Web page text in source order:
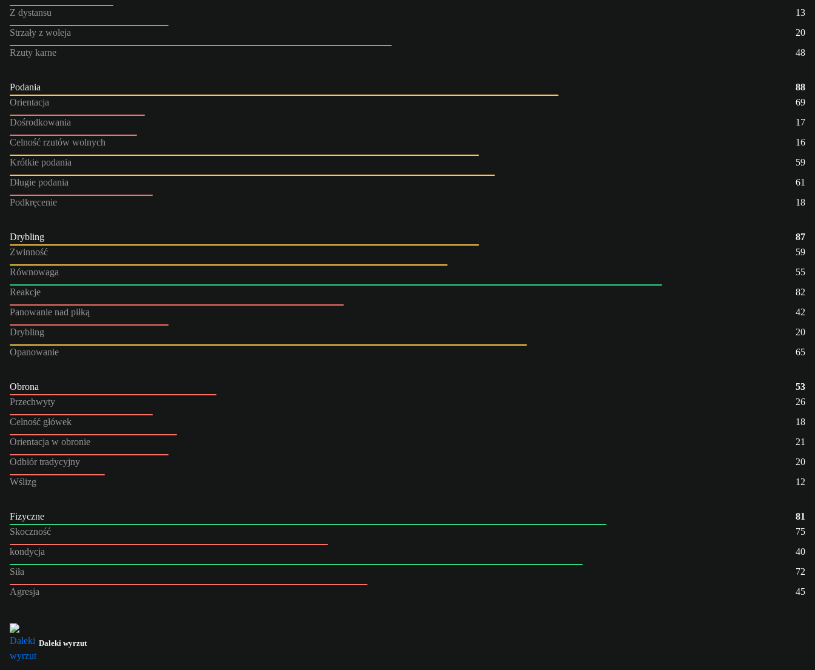
Z dystansu
13
Strzały z woleja
20
Rzuty karne
48
Podania
88
Orientacja
69
Dośrodkowania
17
Celność rzutów wolnych
16
Krótkie podania
59
Długie podania
61
Podkręcenie
18
Drybling
87
Zwinność
59
Równowaga
55
Reakcje
82
Panowanie nad piłką
42
Drybling
20
Opanowanie
65
Obrona
53
Przechwyty
26
Celność główek
18
Orientacja w obronie
21
Odbiór tradycyjny
20
Wślizg
12
Fizyczne
81
Skoczność
75
kondycja
40
Siła
72
Agresja
45
Daleki wyrzut